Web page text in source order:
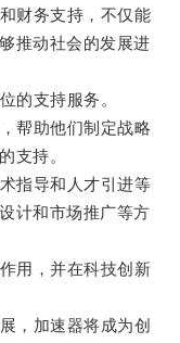
财务支持，不仅能
推动社会的发展进
支持服务。
帮助他们制定战略
支持。
指导和人才引进等
计和市场推广等方
用，并在科技创新
加速器将成为创